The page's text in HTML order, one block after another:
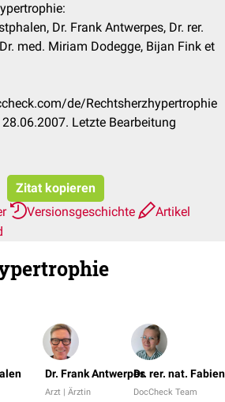
Dr. Frank Antwerpes, Dr. rer.
med. Miriam Dodegge, Bijan Fink et
de/Rechtsherzhypertrophie
Letzte Bearbeitung
Zitat kopieren
Versionsgeschichte
Artikel
Dr. Frank Antwerpes
Arzt | Ärztin
Dr. rer. nat.
DocCheck Team